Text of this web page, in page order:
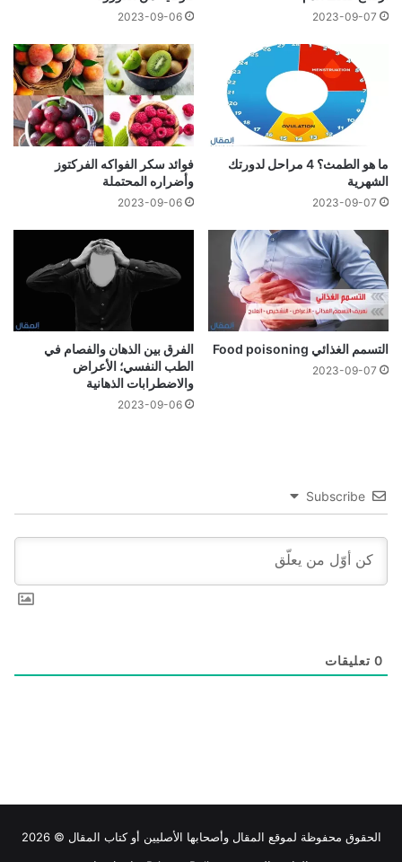
2023-09-07
2023-09-06
ما هو الطمث؟ 4 مراحل لدورتك
الشهرية
2023-09-07
فوائد سكر الفواكه الفركتوز
وأضراره المحتملة
2023-09-06
التسمم الغذائي Food poisoning
2023-09-07
الفرق بين الذهان والفصام في
الطب النفسي؛ الأعراض
والاضطرابات الذهانية
2023-09-06
Subscribe
0 تعليقات
الحقوق محفوظة لموقع المقال وأصحابها الأصليين أو كتاب المقال © 2026